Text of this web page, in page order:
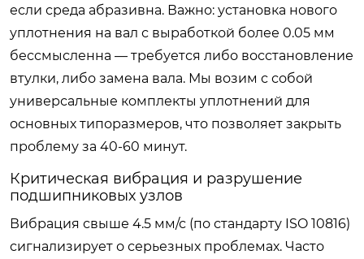
если среда абразивна. Важно: установка нового
уплотнения на вал с выработкой более 0.05 мм
бессмысленна — требуется либо восстановление
втулки, либо замена вала. Мы возим с собой
универсальные комплекты уплотнений для
основных типоразмеров, что позволяет закрыть
проблему за 40-60 минут.
Критическая вибрация и разрушение
подшипниковых узлов
Вибрация свыше 4.5 мм/с (по стандарту ISO 10816)
сигнализирует о серьезных проблемах. Часто